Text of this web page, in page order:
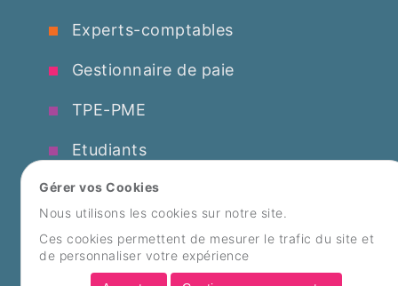
Experts-comptables
Gestionnaire de paie
TPE-PME
Etudiants
Partenariats
Contact
Gérer vos Cookies
Nous utilisons les cookies sur notre site.
Ces cookies permettent de mesurer le trafic du site et
de personnaliser votre expérience